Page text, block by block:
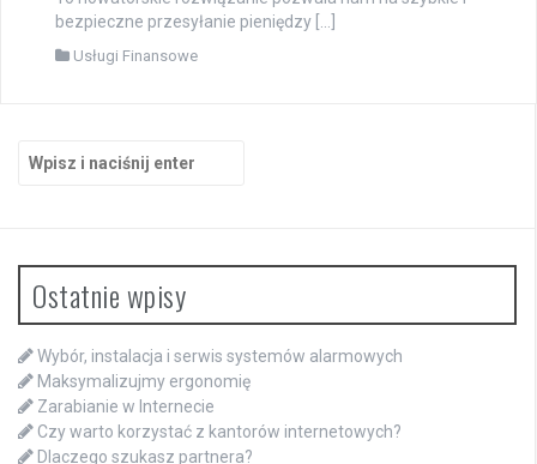
bezpieczne przesyłanie pieniędzy […]
Usługi Finansowe
Ostatnie wpisy
Wybór, instalacja i serwis systemów alarmowych
Maksymalizujmy ergonomię
Zarabianie w Internecie
Czy warto korzystać z kantorów internetowych?
Dlaczego szukasz partnera?